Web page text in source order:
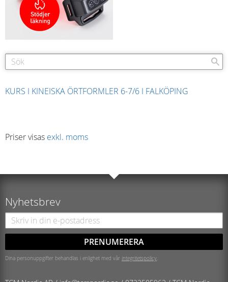
KURS I KINEISKA ÖRTFORMLER 6-7/6 I FALKÖPING
Priser visas exkl. moms
Nyhetsbrev
PRENUMERERA
Dina personuppgifter behandlas i enlighet med vår integritetspolicy.